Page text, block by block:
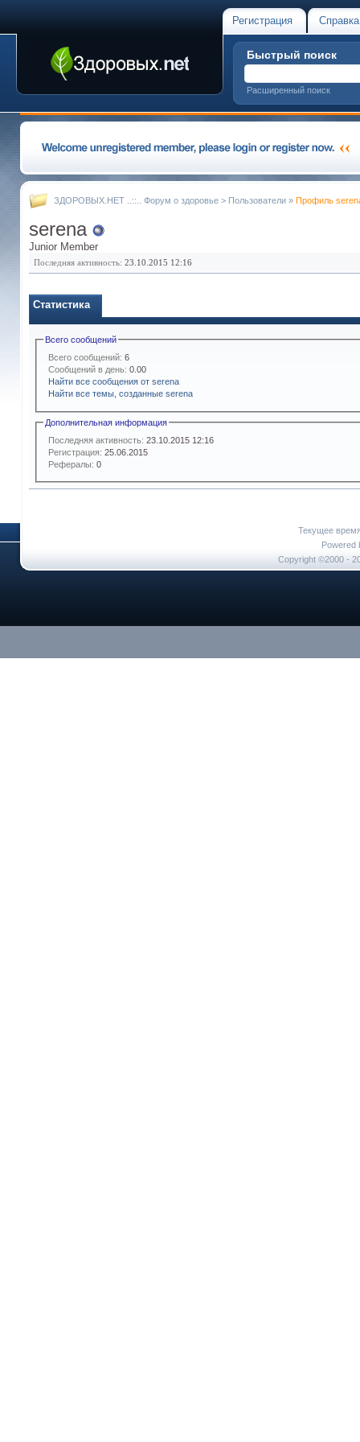
Регистрация Справка
Быстрый поиск
Расширенный поиск
ЗДОРОВЫХ.НЕТ ..::.. Форум о здоровье > Пользователи » Профиль
serena
Junior Member
Последняя активность: 23.10.2015 12:16
Статистика
Всего сообщений
Всего сообщений: 6
Сообщений в день: 0.00
Найти все сообщения от serena
Найти все темы, созданные serena
Дополнительная информация
Последняя активность: 23.10.2015 12:16
Регистрация: 25.06.2015
Рефералы: 0
Текущее
Powered
Copyright ©2000 -